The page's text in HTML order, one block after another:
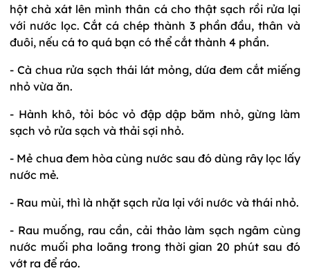
hột chà xát lên mình thân cá cho thật sạch rồi rửa lại
với nước lọc. Cắt cá chép thành 3 phần đầu, thân và
đuôi, nếu cá to quá bạn có thể cắt thành 4 phần.
- Cà chua rửa sạch thái lát mỏng, dứa đem cắt miếng
nhỏ vừa ăn.
- Hành khô, tỏi bóc vỏ đập dập băm nhỏ, gừng làm
sạch vỏ rửa sạch và thải sợi nhỏ.
- Mẻ chua đem hòa cùng nước sau đó dùng rây lọc lấy
nước mẻ.
- Rau mùi, thì là nhặt sạch rửa lại với nước và thái nhỏ.
- Rau muống, rau cần, cải thảo làm sạch ngâm cùng
nước muối pha loãng trong thời gian 20 phút sau đó
vớt ra để ráo.